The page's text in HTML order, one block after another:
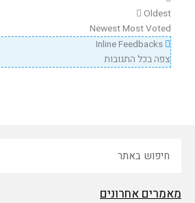
Oldest
NewestMost Voted
צפה בכל התגובות
מאמרים אחרונים